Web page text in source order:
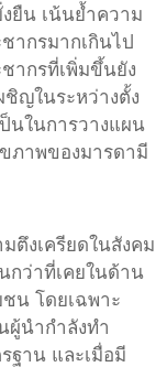
ยืน เน้นย้ำความ
ากรมากเกินไป
ากรที่เพิ่มขึ้นยัง
ญในระหว่างตั้ง
นในการวางแผน
ภาพของมารดามี
ตึงเครียดในสังคม
กว่าที่เคยในด้าน
น โดยเฉพาะ
ผู้นำกำลังทำ
ฐาน และเมื่อมี